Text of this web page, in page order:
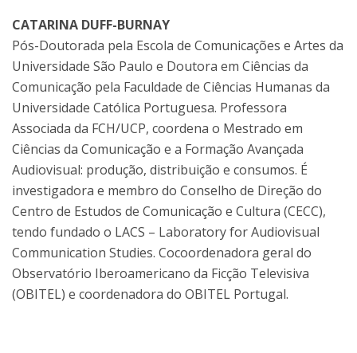
CATARINA DUFF-BURNAY
Pós-Doutorada pela Escola de Comunicações e Artes da
Universidade São Paulo e Doutora em Ciências da
Comunicação pela Faculdade de Ciências Humanas da
Universidade Católica Portuguesa. Professora
Associada da FCH/UCP, coordena o Mestrado em
Ciências da Comunicação e a Formação Avançada
Audiovisual: produção, distribuição e consumos. É
investigadora e membro do Conselho de Direção do
Centro de Estudos de Comunicação e Cultura (CECC),
tendo fundado o LACS – Laboratory for Audiovisual
Communication Studies. Cocoordenadora geral do
Observatório Iberoamericano da Ficção Televisiva
(OBITEL) e coordenadora do OBITEL Portugal.